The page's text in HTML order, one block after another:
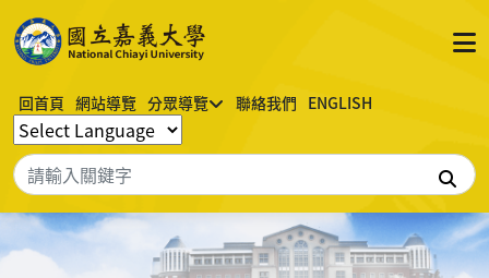
回首頁 網站導覽 分眾導覽 聯絡我們 ENGLISH
搜尋